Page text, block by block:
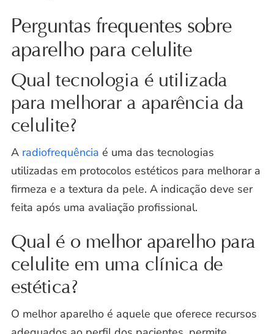
Perguntas frequentes sobre
aparelho para celulite
Qual tecnologia é utilizada
para melhorar a aparência da
celulite?
A radiofrequência é uma das tecnologias
utilizadas em protocolos estéticos para melhorar a
firmeza e a textura da pele. A indicação deve ser
feita após uma avaliação profissional.
Qual é o melhor aparelho para
celulite em uma clínica de
estética?
O melhor aparelho é aquele que oferece recursos